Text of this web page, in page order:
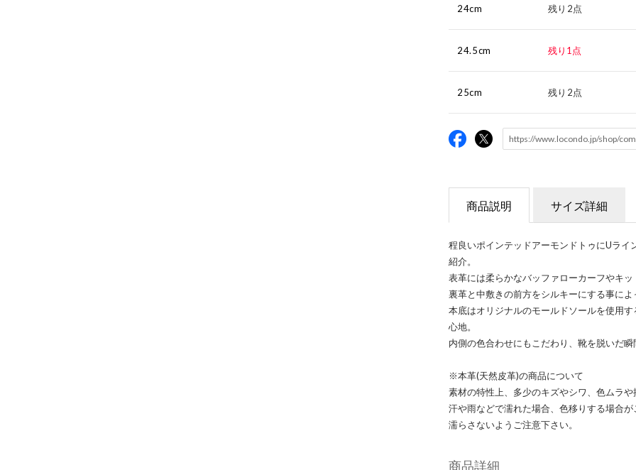
24cm 残り2点
24.5cm 残り1点
25cm 残り2点
商品説明 サイズ詳細
程良いポインテッドアーモンドトゥにUラ
紹介。
表革には柔らかなバッファローカーフやキッ
裏革と中敷きの前方をシルキーにする事に
本底はオリジナルのモールドソールを使用
心地。
内側の色合わせにもこだわり、靴を脱いだ瞬
※本革(天然皮革)の商品について
素材の特性上、多少のキズやシワ、色ムラや
汗や雨などで濡れた場合、色移りする場合
濡らさないようご注意下さい。
商品詳細